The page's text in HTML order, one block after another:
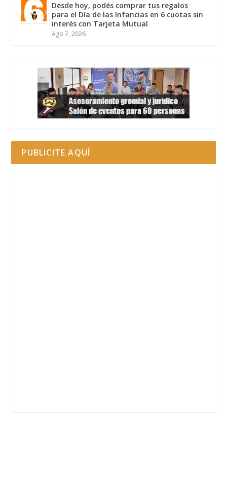
Desde hoy, podés comprar tus regalos
para el Día de las Infancias en 6 cuotas sin
interés con Tarjeta Mutual
Ago 7, 2026
PUBLICITE AQUÍ